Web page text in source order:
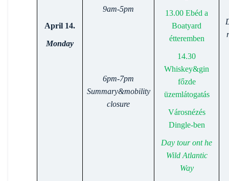
April 14.
Monday
9am-5pm
6pm-7pm
Summary&mobility
closure
13.00 Ebéd a
Boatyard
étteremben
14.30
Whiskey&gin
főzde
üzemlátogatás
Városnézés
Dingle-ben
Day tour ont he
Wild Atlantic
Way